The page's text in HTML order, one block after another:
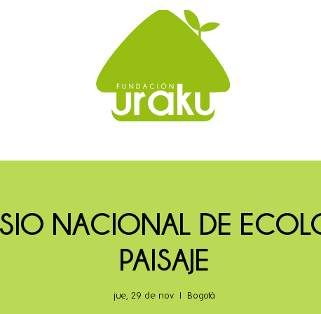
NACIONAL DE
PAISAJE
jue, 29 de nov
  |
Bogotá